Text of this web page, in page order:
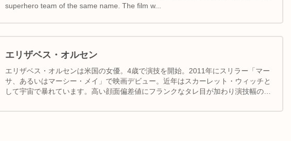
superhero team of the same name. The film w...
エリザベス・オルセン
エリザベス・オルセンは米国の女優。4歳で演技を開始。2011年にスリラー「マー
サ、あるいはマーシー・メイ」で映画デビュー。近年はスカーレット・ウィッチと
して宇宙で暴れています。高い顔面偏差値にフランクなタレ目が加わり演技幅の広